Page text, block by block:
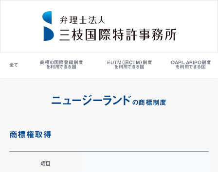
全て
商標の国際登録制度
を利用できる国
EUTM（旧CTM）制度
を利用できる国
OAPI、ARIPO制度
を利用できる国
ニュージーランドの商標制度
商標権取得
項目